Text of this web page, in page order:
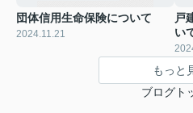
団体信用生命保険について
2024.11.21
戸
い
もっと
ブログト